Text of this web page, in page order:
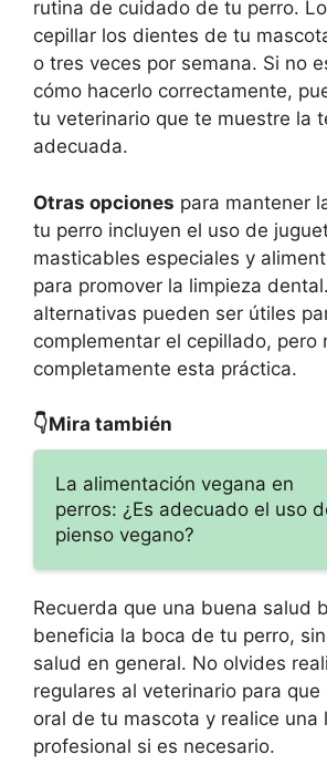
rutina de cuidado de tu perro.
cepillar los dientes de tu
o tres veces por semana. Si no
cómo hacerlo correctamente,
tu veterinario que te muestre la
adecuada.
Otras opciones para mantener
tu perro incluyen el uso de
masticables especiales y
para promover la limpieza
alternativas pueden ser útiles
complementar el cepillado, pero
completamente esta práctica.
👇Mira también
La alimentación vegana en
perros: ¿Es adecuado el uso
pienso vegano?
Recuerda que una buena salud
beneficia la boca de tu perro,
salud en general. No olvides
regulares al veterinario para que
oral de tu mascota y realice una
profesional si es necesario.